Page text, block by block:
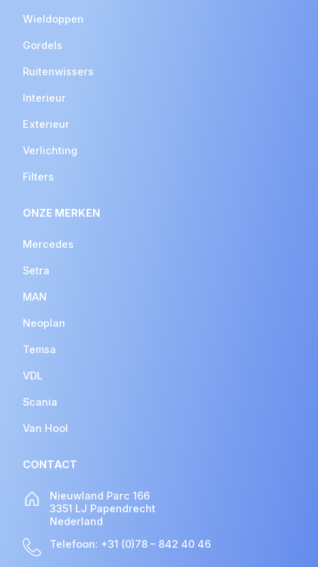
Wieldoppen
Gordels
Ruitenwissers
Interieur
Exterieur
Verlichting
Filters
ONZE MERKEN
Mercedes
Setra
MAN
Neoplan
Temsa
VDL
Scania
Van Hool
CONTACT
Nieuwland Parc 166
3351 LJ Papendrecht
Nederland
Telefoon: +31 (0)78 – 842 40 46